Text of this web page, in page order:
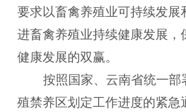
要求以畜禽养殖业可持续发展
进畜禽养殖业持续健康发展
健康发展的双赢。
按照国家、云南省统一
殖禁养区划定工作进度的紧